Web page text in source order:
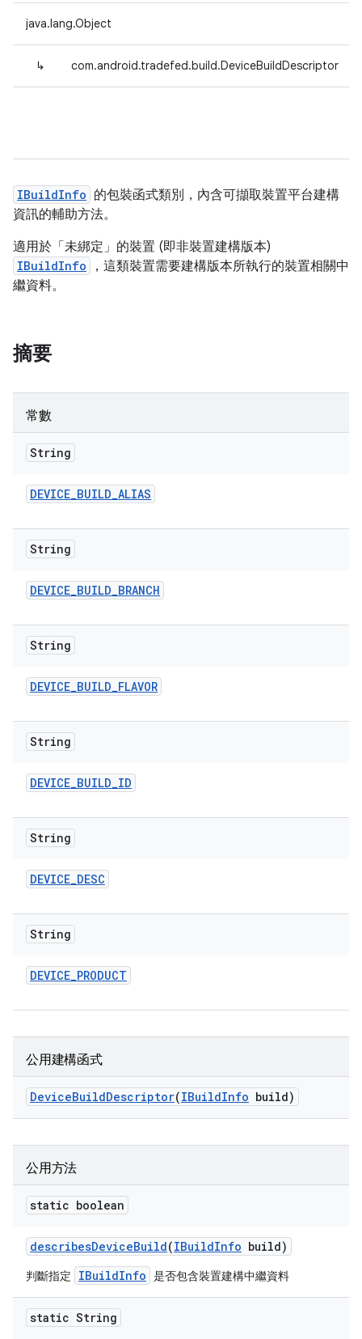
java.lang.Object
↳ com.android.tradefed.build.DeviceBuildDescriptor
IBuildInfo 的包裝函式類別，內含可擷取裝置平台建構
資訊的輔助方法。
適用於「未綁定」的裝置 (即非裝置建構版本)
IBuildInfo
，這類裝置需要建構版本所執行的裝置相關中
繼資料。
摘要
常數
String
DEVICE_BUILD_ALIAS
String
DEVICE_BUILD_BRANCH
String
DEVICE_BUILD_FLAVOR
String
DEVICE_BUILD_ID
String
DEVICE_DESC
String
DEVICE_PRODUCT
公用建構函式
DeviceBuildDescriptor(IBuildInfo build)
公用方法
static boolean
describesDeviceBuild(IBuildInfo build)
判斷指定 IBuildInfo 是否包含裝置建構中繼資料
static String